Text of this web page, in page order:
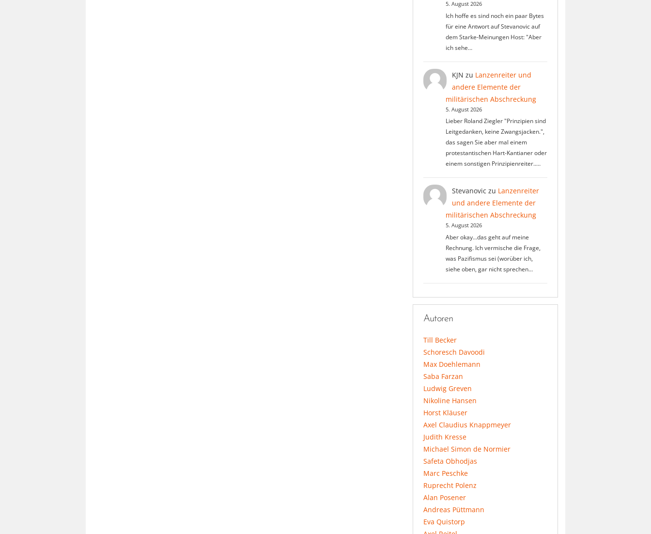
5. August 2026
Ich hoffe es sind noch ein paar Bytes
für eine Antwort auf Stevanovic auf
dem Starke-Meinungen Host: "Aber
ich sehe…
KJN zu Lanzenreiter und
andere Elemente der
militärischen Abschreckung
5. August 2026
Lieber Roland Ziegler "Prinzipien sind
Leitgedanken, keine Zwangsjacken.",
das sagen Sie aber mal einem
protestantischen Hart-Kantianer oder
einem sonstigen Prinzipienreiter..…
Stevanovic zu Lanzenreiter
und andere Elemente der
militärischen Abschreckung
5. August 2026
Aber okay...das geht auf meine
Rechnung. Ich vermische die Frage,
was Pazifismus sei (worüber ich,
siehe oben, gar nicht sprechen…
Autoren
Till Becker
Schoresch Davoodi
Max Doehlemann
Saba Farzan
Ludwig Greven
Nikoline Hansen
Horst Kläuser
Axel Claudius Knappmeyer
Judith Kresse
Michael Simon de Normier
Safeta Obhodjas
Marc Peschke
Ruprecht Polenz
Alan Posener
Andreas Püttmann
Eva Quistorp